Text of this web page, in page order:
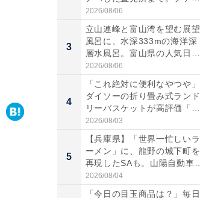
ー...
2026/08/06
3
立山連峰と富山湾を望む展望
風呂に、水深333mの海洋深
層水風呂。富山県の人気日
帰...
2026/08/06
4
「これ絶対に便利なやつや」
ダイソーの折り畳み式ランド
リーバスケットが高評価「使
わ...
2026/08/03
5
【兵庫県】「世界一忙しいラ
ーメン」に、龍野の城下町を
再現したSAも。山陽自動車
道...
2026/08/04
「今日の目玉商品は？」毎日